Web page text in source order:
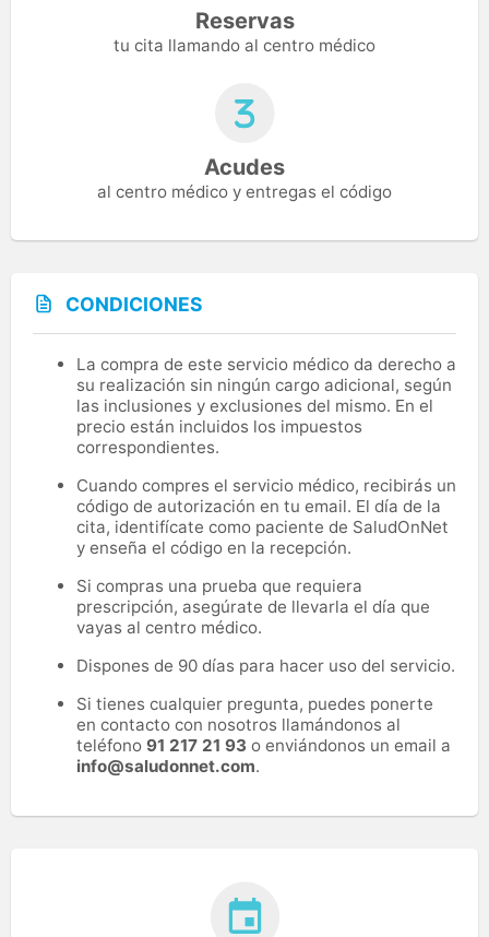
Reservas
tu cita llamando al centro médico
Acudes
al centro médico y entregas el código
CONDICIONES
La compra de este servicio médico da derecho a
su realización sin ningún cargo adicional, según
las inclusiones y exclusiones del mismo. En el
precio están incluidos los impuestos
correspondientes.
Cuando compres el servicio médico, recibirás un
código de autorización en tu email. El día de la
cita, identifícate como paciente de SaludOnNet
y enseña el código en la recepción.
Si compras una prueba que requiera
prescripción, asegúrate de llevarla el día que
vayas al centro médico.
Dispones de 90 días para hacer uso del servicio.
Si tienes cualquier pregunta, puedes ponerte
en contacto con nosotros llamándonos al
teléfono 91 217 21 93 o enviándonos un email a
info@saludonnet.com.